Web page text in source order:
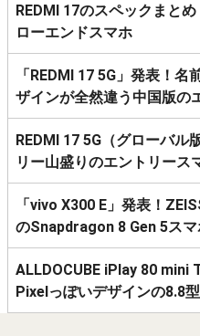
REDMI 17のスペックまと
ローエンドスマホ
「REDMI 17 5G」発表！
ザインが全然違う中国版の
REDMI 17 5G（グローバル
リー山盛りのエントリース
「vivo X300 E」発表！
のSnapdragon 8 Gen 5スマ
ALLDOCUBE iPlay 80 mini
Pixelっぽいデザインの8.8